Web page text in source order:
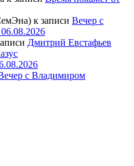
к записи Вечер с
Дмитрий Евстафьев
с Владимиром